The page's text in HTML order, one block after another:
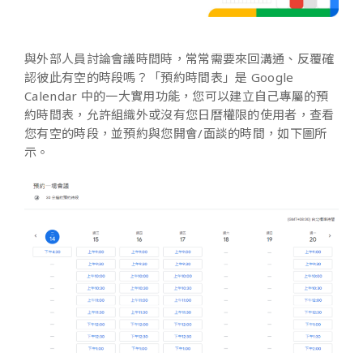
與外部人員討論會議時間時，常常需要來回溝通、反覆確
認彼此有空的時段嗎？「預約時間表」是 Google
Calendar 中的一大實用功能，您可以建立自己專屬的預
約時間表，允許組織外或沒有您日曆權限的使用者，查看
您有空的時段，並預約與您開會/面談的時間，如下圖所
示。